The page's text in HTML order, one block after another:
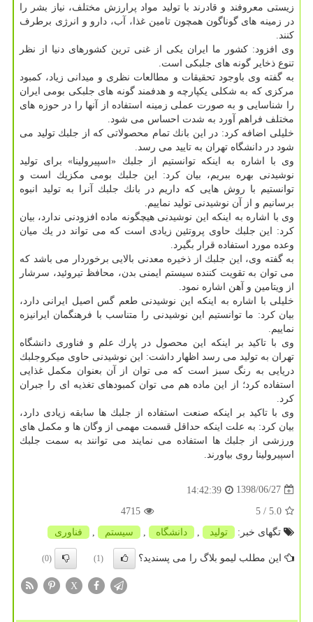
زیستی معروفند و قادرند با تولید مواد پرارزش مختلف، نیاز بشر را
در زمینه های گوناگون همچون تامین غذا، آب، دارو و انرژی برطرف
كنند.
وی افزود: كشور ما ایران یكی از غنی ترین كشورهای دنیا از نظر
تنوع ذخایر گونه های جلبكی است.
به گفته وی باوجود تحقیقات و مطالعات نظری و میدانی زیاد، كمبود
مركزی كه به شكلی یكپارچه و هدفمند گونه های جلبكی بومی ایران
را شناسایی و به صورت عملی زمینه استفاده از آنها را در حوزه های
مختلف فراهم آورد به شدت احساس می شود.
خلیلی اضافه كرد: در این بانك تمام محصولاتی كه از جلبك تولید می
شود در دانشگاه تهران به تایید می رسد.
وی با اشاره به اینكه توانستیم از جلبك «اسپیرولینا» برای تولید
نوشیدنی بهره ببریم، بیان كرد: این جلبك بومی مكزیك است و
توانستیم با روش هایی كه داریم در بانك جلبك آنرا به تولید انبوه
برسانیم و از آن نوشیدنی تولید نماییم.
وی با اشاره به اینكه این نوشیدنی هیچگونه ماده افزودنی ندارد، بیان
كرد: این جلبك حاوی پروتئین زیادی است كه می تواند در یك میان
وعده مورد استفاده قرار بگیرد.
به گفته وی، این جلبك از ذخیره معدنی بالایی برخوردار می باشد كه
می توان به تقویت كننده سیستم ایمنی بدن، محافظ تیروئید، سرشار
از ویتامین و آهن اشاره نمود.
خلیلی با اشاره به اینكه این نوشیدنی طعم گس اصیل ایرانی دارد،
بیان كرد: ما توانستیم این نوشیدنی را متناسب با فرهنگمان ایرانیزه
نماییم.
وی با تاكید بر اینكه این محصول در پارك علم و فناوری دانشگاه
تهران به تولید می رسد اظهار داشت: این نوشیدنی حاوی میكروجلبك
دریایی به رنگ سبز است كه می توان از آن بعنوان مكمل غذایی
استفاده كرد؛ از این ماده هم می توان كمبودهای تغذیه ای را جبران
كرد.
وی با تاكید بر اینكه صنعت استفاده از جلبك ها سابقه زیادی دارد،
بیان كرد: به علت اینكه حداقل قسمت مهمی از وگان ها و مكمل های
ورزشی از جلبك ها استفاده می نمایند می توانند به سمت جلبك
اسپیرولینا روی بیاورند.
1398/06/27
14:42:39
5.0
/ 5
4715
تگهای خبر:
تولید دانشگاه سیستم فناوری
این مطلب لیمو بلاگ را می پسندید؟ (1)
(0)
X